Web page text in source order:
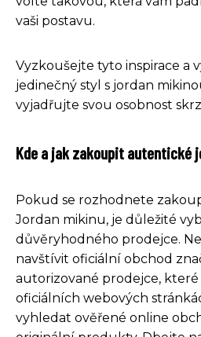
vaši postavu.
Vyzkoušejte tyto inspirace a
jedinečný styl s jordan
vyjadřujte svou osobnost
Kde a jak zakoupit autentické
Pokud se rozhodnete
Jordan mikinu, je důležité
důvěryhodného prodejce.
navštívit oficiální obchod
autorizované prodejce,
oficiálních webových
vyhledat ověřené online